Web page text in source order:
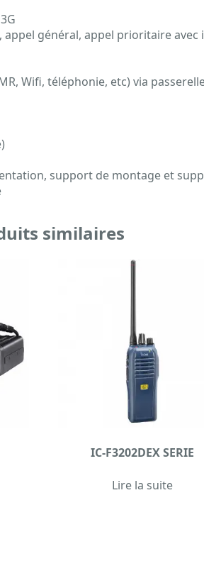
général, appel prioritaire
Wifi, téléphonie, etc) via passerelle
support de montage et
similaires
IC-F3202DEX SERIE
Lire la suite